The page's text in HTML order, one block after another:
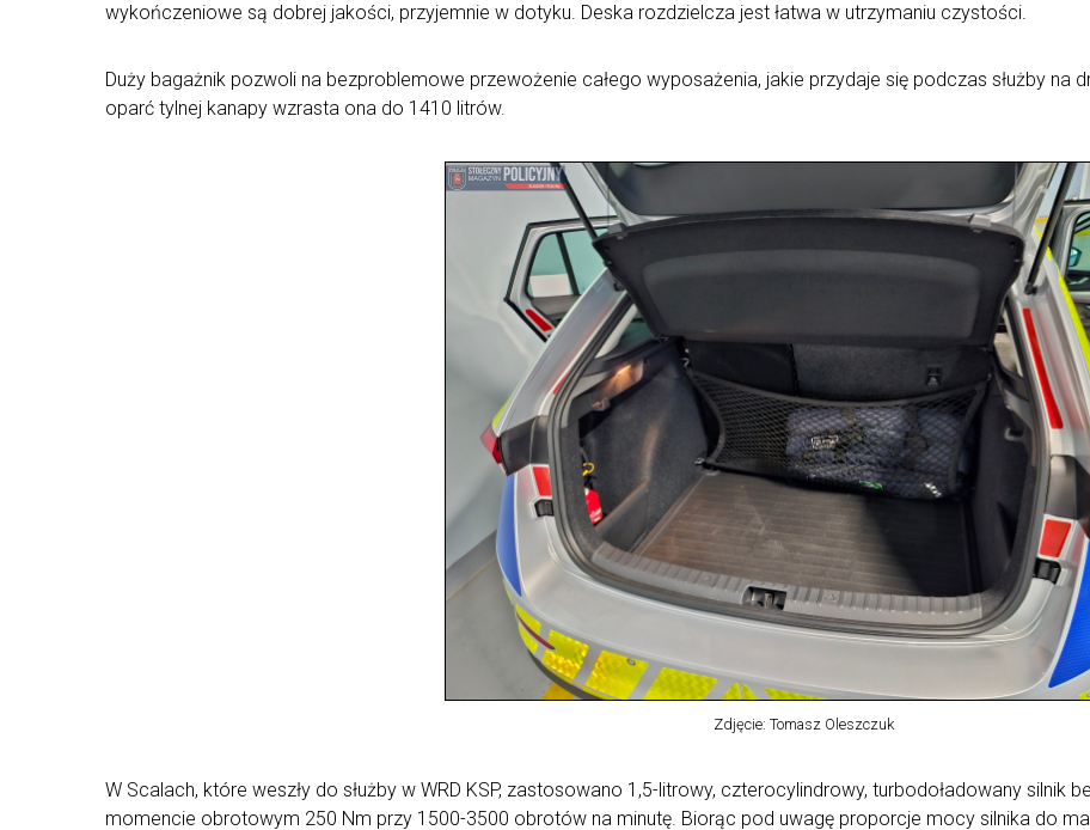
wykończeniowe są dobrej jakości, przyjemnie w dotyku. Deska rozdzielcza jest łatwa w utrzymaniu czystości.
Duży bagażnik pozwoli na bezproblemowe przewożenie całego wyposażenia, jakie przydaje się podczas służby na
oparć tylnej kanapy wzrasta ona do 1410 litrów.
Zdjęcie: Tomasz Oleszczuk
W Scalach, które weszły do służby w WRD KSP, zastosowano 1,5-litrowy, czterocylindrowy, turbodoładowany silnik
momencie obrotowym 250 Nm przy 1500-3500 obrotów na minutę. Biorąc pod uwagę proporcje mocy silnika do